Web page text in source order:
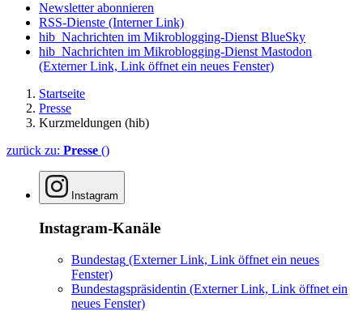
Newsletter abonnieren
RSS-Dienste (Interner Link)
hib_Nachrichten im Mikroblogging-Dienst BlueSky
hib_Nachrichten im Mikroblogging-Dienst Mastodon
(Externer Link, Link öffnet ein neues Fenster)
Startseite
Presse
Kurzmeldungen (hib)
zurück zu: Presse ()
Instagram
Instagram-Kanäle
Bundestag (Externer Link, Link öffnet ein neues
Fenster)
Bundestagspräsidentin (Externer Link, Link öffnet ein
neues Fenster)